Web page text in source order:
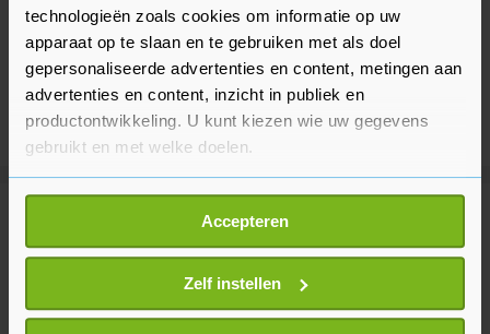
technologieën zoals cookies om informatie op uw
apparaat op te slaan en te gebruiken met als doel
gepersonaliseerde advertenties en content, metingen aan
advertenties en content, inzicht in publiek en
productontwikkeling. U kunt kiezen wie uw gegevens
gebruikt en met welke doelen.
Als u het toestaat, willen we ook graag:
Informatie verzamelen over uw geografische
locatie, die tot een paar meter nauwkeurig kan zijn
Uw apparaat identificeren door het actief te
scannen op specifieke eigenschappen (fingerprinting)
Accepteren
Zelf instellen
Meer uit Binnenland
Rotterdam onder controle